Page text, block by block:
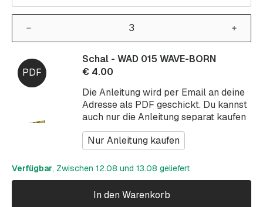
Die Anleitung wird per Email an deine
Adresse als PDF geschickt. Du kannst
auch nur die Anleitung separat kaufen
Nur Anleitung kaufen
Schal - WAD 015 WAVE-BORN
€ 4.00
Verfügbar, Zwischen 12.08 und 13.08 geliefert
In den Warenkorb